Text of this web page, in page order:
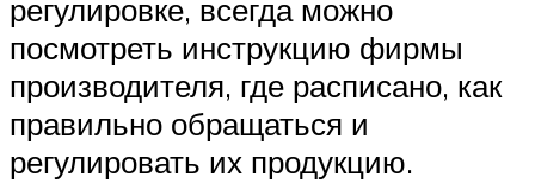
регулировке, всегда можно
посмотреть инструкцию фирмы
производителя, где расписано, как
правильно обращаться и
регулировать их продукцию.